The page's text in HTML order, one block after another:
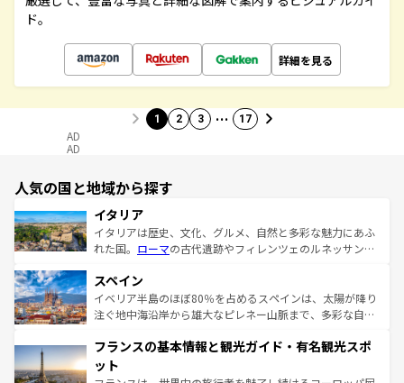
ド。
詳細を見る
1 2 3 … 17
AD
AD
人気の国と地域から探す
イタリア
イタリアは歴史、文化、グルメ、自然と多彩な魅力にあふ
れた国。 ローマの古代遺跡やフィレンツェのルネッサンス
ろん、トスカーナの美しい田園風景やアマルフィ海岸の絶
景など、自然景観も見逃せない。観光の合間には、本場の
ピザやパスタなど、絶品のイタリア料理を堪能することも
ませてくれるイタリアで、忘れられない旅をしてみよう！
なお、新着のイタリア情報は
しい。
スペイン
イベリア半島のほぼ80％を占めるスペインは、太陽が降り
注ぐ地中海沿岸から雄大なピレネー山脈まで、多彩な自然
文化が根付くこの国では、情熱的なフラメンコ、熱気あふ
れる闘牛、そして美味しいタパスが生活の一部となってい
る。首都マドリードの洗練された雰囲気や、バルセロナの
フランスの基本情報と観光ガイド・有名観光スポ
ット